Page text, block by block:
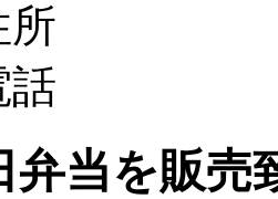
弁当を販